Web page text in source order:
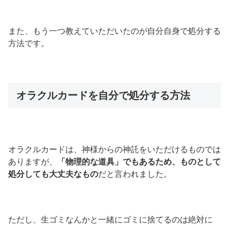
また、もう一つ教えていただいたのが自分自身で処分する
方法です。
オラクルカードを自分で処分する方法
オラクルカードは、神様からの神託をいただけるものでは
ありますが、
「物理的な道具」でもあるため、ものとして
処分しても大丈夫なものだと言われました。
ただし、生ゴミなんかと一緒にゴミに捨てるのは絶対に